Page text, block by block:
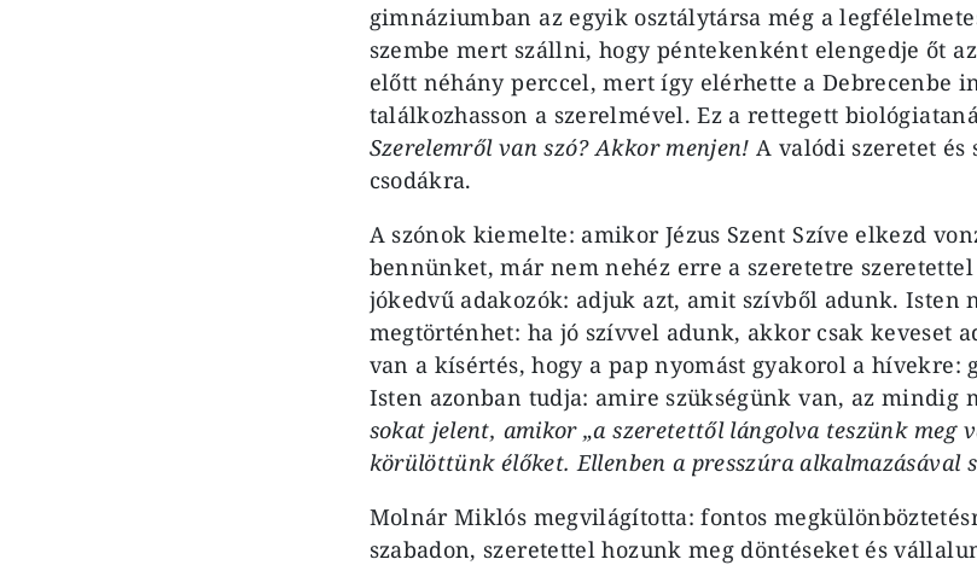
gimnáziumban az egyik osztálytársa még a
szembe mert szállni, hogy péntekenként elengedje őt
előtt néhány perccel, mert így elérhette a Debrecenbe
találkozhasson a szerelmével. Ez a rettegett
Szerelemről van szó? Akkor menjen!A valódi szeretet és
csodákra.
A szónok kiemelte: amikor Jézus Szent Szíve elkezd
bennünket, már nem nehéz erre a szeretetre
jókedvű adakozók: adjuk azt, amit szívből adunk. Isten
megtörténhet: ha jó szívvel adunk, akkor csak keveset
van a kísértés, hogy a pap nyomást gyakorol a hívekre:
Isten azonban tudja: amire szükségünk van, az mindig
sokat jelent, amikor „a szeretettől lángolva teszünk meg
körülöttünk élőket. Ellenben a presszúra alkalmazásával
Molnár Miklós megvilágította: fontos
szabadon, szeretettel hozunk meg döntéseket és